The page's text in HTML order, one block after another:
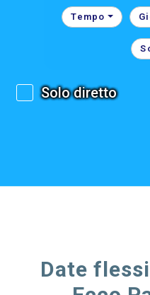
Tempo
Solo diretto
Date